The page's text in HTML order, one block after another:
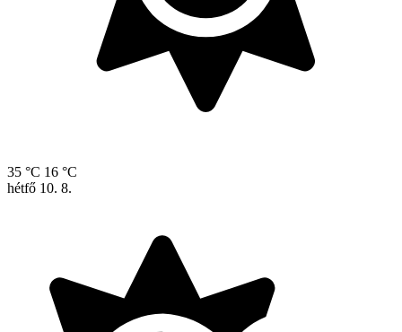
35 °C 16 °C
hétfő 10. 8.